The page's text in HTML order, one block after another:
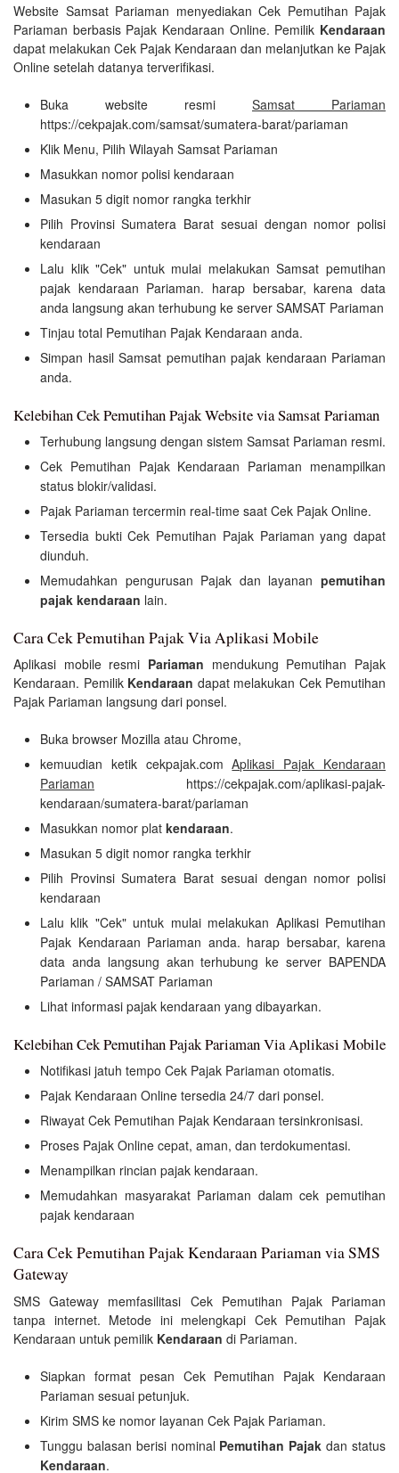
Website Samsat Pariaman menyediakan Cek Pemutihan Pajak
Pariaman berbasis Pajak Kendaraan Online. Pemilik Kendaraan
dapat melakukan Cek Pajak Kendaraan dan melanjutkan ke Pajak
Online setelah datanya terverifikasi.
Buka website resmi Samsat Pariaman
https://cekpajak.com/samsat/sumatera-barat/pariaman
Klik Menu, Pilih Wilayah Samsat Pariaman
Masukkan nomor polisi kendaraan
Masukan 5 digit nomor rangka terkhir
Pilih Provinsi Sumatera Barat sesuai dengan nomor polisi
kendaraan
Lalu klik "Cek" untuk mulai melakukan Samsat pemutihan
pajak kendaraan Pariaman. harap bersabar, karena data
anda langsung akan terhubung ke server SAMSAT Pariaman
Tinjau total Pemutihan Pajak Kendaraan anda.
Simpan hasil Samsat pemutihan pajak kendaraan Pariaman
anda.
Kelebihan Cek Pemutihan Pajak Website via Samsat Pariaman
Terhubung langsung dengan sistem Samsat Pariaman resmi.
Cek Pemutihan Pajak Kendaraan Pariaman menampilkan
status blokir/validasi.
Pajak Pariaman tercermin real-time saat Cek Pajak Online.
Tersedia bukti Cek Pemutihan Pajak Pariaman yang dapat
diunduh.
Memudahkan pengurusan Pajak dan layanan pemutihan
pajak kendaraan lain.
Cara Cek Pemutihan Pajak Via Aplikasi Mobile
Aplikasi mobile resmi Pariaman mendukung Pemutihan Pajak
Kendaraan. Pemilik Kendaraan dapat melakukan Cek Pemutihan
Pajak Pariaman langsung dari ponsel.
Buka browser Mozilla atau Chrome,
kemuudian ketik cekpajak.comAplikasi Pajak Kendaraan
Pariaman https://cekpajak.com/aplikasi-pajak-
kendaraan/sumatera-barat/pariaman
Masukkan nomor plat kendaraan.
Masukan 5 digit nomor rangka terkhir
Pilih Provinsi Sumatera Barat sesuai dengan nomor polisi
kendaraan
Lalu klik "Cek" untuk mulai melakukan Aplikasi Pemutihan
Pajak Kendaraan Pariaman anda. harap bersabar, karena
data anda langsung akan terhubung ke server BAPENDA
Pariaman / SAMSAT Pariaman
Lihat informasi pajak kendaraan yang dibayarkan.
Kelebihan Cek Pemutihan Pajak Pariaman Via Aplikasi Mobile
Notifikasi jatuh tempo Cek Pajak Pariaman otomatis.
Pajak Kendaraan Online tersedia 24/7 dari ponsel.
Riwayat Cek Pemutihan Pajak Kendaraan tersinkronisasi.
Proses Pajak Online cepat, aman, dan terdokumentasi.
Menampilkan rincian pajak kendaraan.
Memudahkan masyarakat Pariaman dalam cek pemutihan
pajak kendaraan
Cara Cek Pemutihan Pajak Kendaraan Pariaman via SMS
Gateway
SMS Gateway memfasilitasi Cek Pemutihan Pajak Pariaman
tanpa internet. Metode ini melengkapi Cek Pemutihan Pajak
Kendaraan untuk pemilik Kendaraan di Pariaman.
Siapkan format pesan Cek Pemutihan Pajak Kendaraan
Pariaman sesuai petunjuk.
Kirim SMS ke nomor layanan Cek Pajak Pariaman.
Tunggu balasan berisi nominal Pemutihan Pajak dan status
Kendaraan.